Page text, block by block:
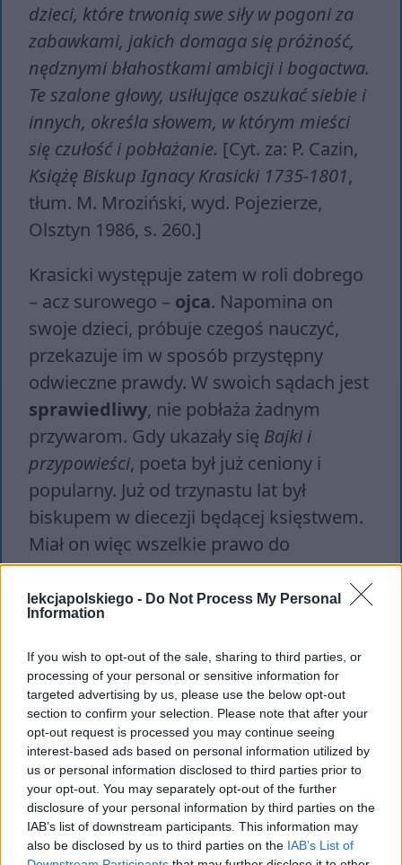
lekcjapolskiego - Do Not Process My Personal
Information
If you wish to opt-out of the sale, sharing to third parties, or
processing of your personal or sensitive information for
targeted advertising by us, please use the below opt-out
section to confirm your selection. Please note that after your
opt-out request is processed you may continue seeing
interest-based ads based on personal information utilized by
us or personal information disclosed to third parties prior to
your opt-out. You may separately opt-out of the further
disclosure of your personal information by third parties on the
IAB’s list of downstream participants. This information may
also be disclosed by us to third parties on the IAB’s List of
dzieci, które trwonią swe siły w pogoni za
zabawkami, jakich domaga się próżność,
nędznymi błahostkami ambicji i bogactwa.
Te szalone głowy, usiłujące oszukać siebie i
innych, określa słowem, w którym mieści
się czułość i pobłażanie. [Cyt. za: P. Cazin,
Książę Biskup Ignacy Krasicki 1735-1801,
tłum. M. Mroziński, wyd. Pojezierze,
Olsztyn 1986, s. 260.]
Krasicki występuje zatem w roli dobrego
– acz surowego – ojca. Napomina on
swoje dzieci, próbuje czegoś nauczyć,
przekazuje im w sposób przystępny
odwieczne prawdy. W swoich sądach jest
sprawiedliwy, nie pobłaża żadnym
przywarom. Gdy ukazały się Bajki i
przypowieści, poeta był już ceniony i
popularny. Już od trzynastu lat był
biskupem w diecezji będącej księstwem.
Miał on więc wszelkie prawo do
swoistego osądzenia ludzkiej natury i
wstąpienia w rolęmoralizatora i
nauczyciela